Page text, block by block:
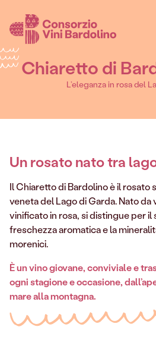
Chiaretto di
L’eleganza in rosa del
Un rosato nato tra
Il Chiaretto di Bardolino è il rosato
veneta del Lago di Garda. Nato
vinificato in rosa, si distingue per il
freschezza aromatica e la
morenici.
È un vino giovane, conviviale e
ogni stagione e occasione,
mare alla montagna.